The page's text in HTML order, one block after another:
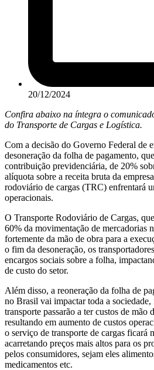
20/12/2024
Confira abaixo na íntegra o
do Transporte de Cargas e Logística.
Com a decisão do Governo Federal de
desoneração da folha de pagamento,
contribuição previdenciária, de 20%
alíquota sobre a receita bruta da
rodoviário de cargas (TRC) enfrentará
operacionais.
O Transporte Rodoviário de Cargas,
60% da movimentação de mercadorias
fortemente da mão de obra para a
o fim da desoneração, os
encargos sociais sobre a folha,
de custo do setor.
Além disso, a reoneração da folha de
no Brasil vai impactar toda a sociedade,
transporte passarão a ter custos de mão
resultando em aumento de custos
o serviço de transporte de cargas ficará
acarretando preços mais altos para os
pelos consumidores, sejam eles
medicamentos etc.